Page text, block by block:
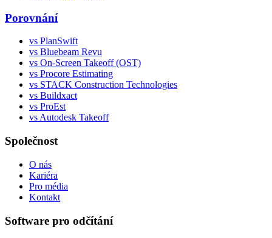
Porovnání
vs PlanSwift
vs Bluebeam Revu
vs On-Screen Takeoff (OST)
vs Procore Estimating
vs STACK Construction Technologies
vs Buildxact
vs ProEst
vs Autodesk Takeoff
Společnost
O nás
Kariéra
Pro média
Kontakt
Software pro odčítání